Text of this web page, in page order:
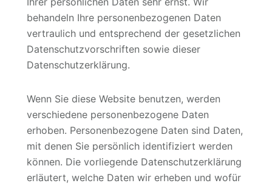
behandeln Ihre personenbezogenen Daten
vertraulich und entsprechend der gesetzlichen
Datenschutzvorschriften sowie dieser
Datenschutzerklärung.
Wenn Sie diese Website benutzen, werden
verschiedene personenbezogene Daten
erhoben. Personenbezogene Daten sind Daten,
mit denen Sie persönlich identifiziert werden
können. Die vorliegende Datenschutzerklärung
erläutert, welche Daten wir erheben und wofür